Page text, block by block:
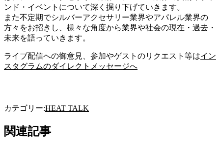
ンド・イベントについて深く掘り下げていきます。
また不定期でシルバーアクセサリー業界やアパレル業界の
方々をお招きし、様々な角度から業界や社会の現在・過去・
未来を語っていきます。
ライブ配信への御意見、参加やゲストのリクエスト等はイン
スタグラムのダイレクトメッセージへ
カテゴリー:HEAT TALK
関連記事